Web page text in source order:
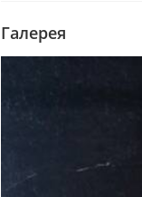
Галерея